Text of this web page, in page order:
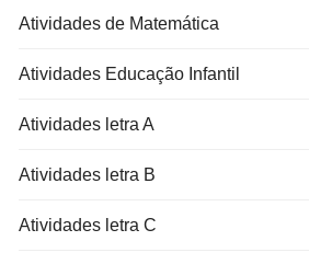
Atividades de Matemática
Atividades Educação Infantil
Atividades letra A
Atividades letra B
Atividades letra C